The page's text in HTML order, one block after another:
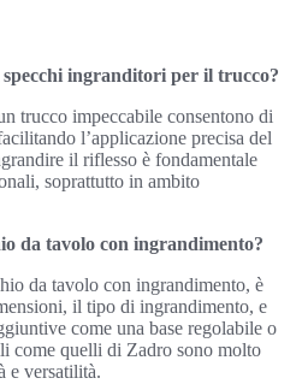
ingranditori per il trucco?
trucco impeccabile consentono di
l’applicazione precisa del
il riflesso è fondamentale
soprattutto in ambito
da tavolo con ingrandimento?
da tavolo con ingrandimento, è
il tipo di ingrandimento, e
come una base regolabile o
come quelli di Zadro sono molto
e versatilità.